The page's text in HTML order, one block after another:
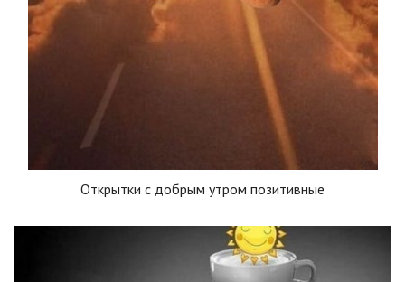
Открытки с добрым утром позитивные